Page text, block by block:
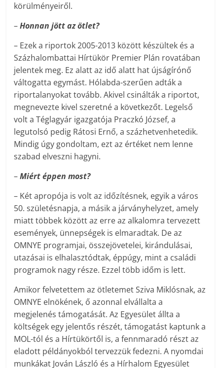
körülményeiről.
–Honnan jött az ötlet?
– Ezek a riportok 2005-2013 között készültek és a
Százhalombattai Hírtükör Premier Plán rovatában
jelentek meg. Ez alatt az idő alatt hat újságírónő
váltogatta egymást. Hólabda-szerűen adták a
riportalanyokat tovább. Akivel csinálták a riportot,
megnevezte kivel szeretné a következőt. Legelső
volt a Téglagyár igazgatója Praczkó József, a
legutolsó pedig Rátosi Ernő, a százhetvenhetedik.
Mindig úgy gondoltam, ezt az értéket nem lenne
szabad elveszni hagyni.
–Miért éppen most?
– Két apropója is volt az időzítésnek, egyik a város
50. születésnapja, a másik a járványhelyzet, amely
miatt többek között az erre az alkalomra tervezett
események, ünnepségek is elmaradtak. De az
OMNYE programjai, összejövetelei, kirándulásai,
utazásai is elhalasztódtak, éppúgy, mint a családi
programok nagy része. Ezzel több időm is lett.
Amikor felvetettem az ötletemet Sziva Miklósnak, az
OMNYE elnökének, ő azonnal elvállalta a
megjelenés támogatását. Az Egyesület állta a
költségek egy jelentős részét, támogatást kaptunk a
MOL-tól és a Hírtükörtől is, a fennmaradó részt az
eladott példányokból tervezzük fedezni. A nyomdai
munkákat Jován László és a Hírhalom Egyesület